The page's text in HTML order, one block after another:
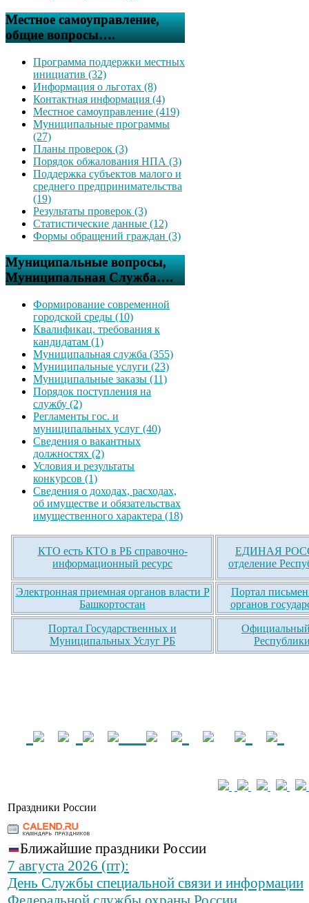
Местное самоуправление,
общие вопросы….
Программа поддержки местных
инициатив (32)
Информация о льготах (8)
Контактная информация (4)
Местное самоуправление (419)
Муниципальные программы
(27)
Планы проверок (3)
Порядок обжалования НПА (3)
Поддержка субъектов малого и
среднего предпринимательства
(19)
Результаты проверок (3)
Статистические данные (12)
Формы обращений граждан (3)
Муниципальные вопросы,
Муниципальная Служба….
Формирование современной
городской среды (10)
Квалификац. требования к
кандидатам (1)
Муниципальная служба (355)
Муниципальные услуги (23)
Муниципальные заказы (11)
Порядок поступления на
службу (2)
Регламенты гос. и
муниципальных услуг (40)
Сведения о вакантных
должностях (2)
Условия и результаты
конкурсов (1)
Сведения о доходах, расходах,
об имуществе и обязательствах
имущественного характера (18)
КТО есть КТО в РБ справочно-
информационный ресурс
ЕДИНАЯ
отделение
Электронная приемная органов власти Р
Башкортостан
Портал
органов
Портал Государственных и
Муниципальных Услуг РБ
Официальный
Праздники России
Ближайшие праздники России
7 августа 2026 (пт):
День Службы специальной связи и информации